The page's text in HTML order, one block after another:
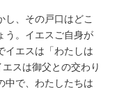
、その戸口はどこ
う。イエスご自身が
イエスは「わたしは
スは御父との交わり
中で、わたしたちは